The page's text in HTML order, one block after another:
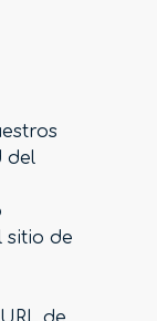
del
sitio de